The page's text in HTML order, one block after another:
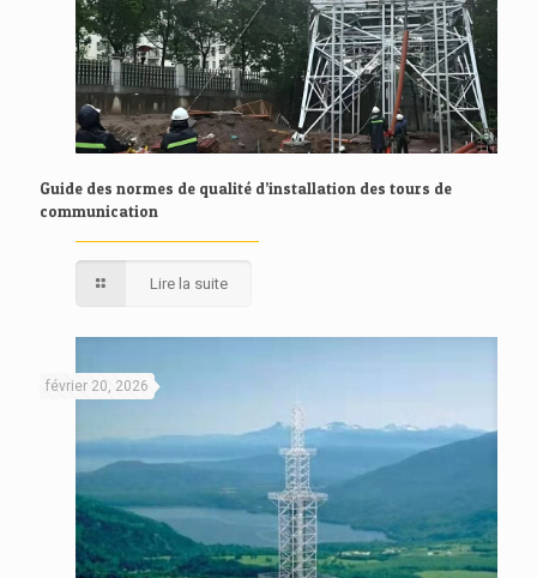
Guide des normes de qualité d’installation des tours de
communication
Lire la suite
février 20, 2026